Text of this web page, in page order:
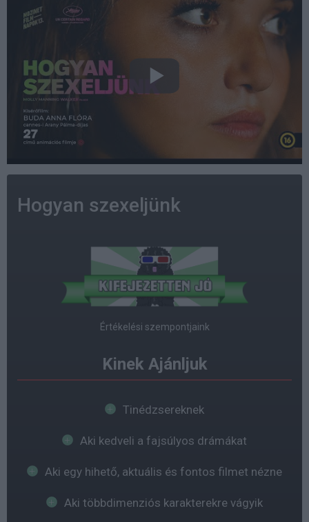
Hogyan szexeljünk
Értékelési szempontjaink
Kinek Ajánljuk
Tinédzsereknek
Aki kedveli a fajsúlyos drámákat
Aki egy hihető, aktuális és fontos filmet nézne
Aki többdimenziós karakterekre vágyik